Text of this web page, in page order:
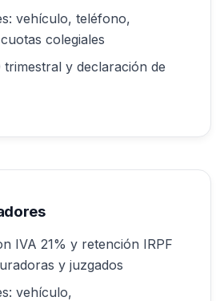
vehículo, teléfono,
colegiales
trimestral y declaración de
IVA 21% y retención IRPF
y juzgados
vehículo,